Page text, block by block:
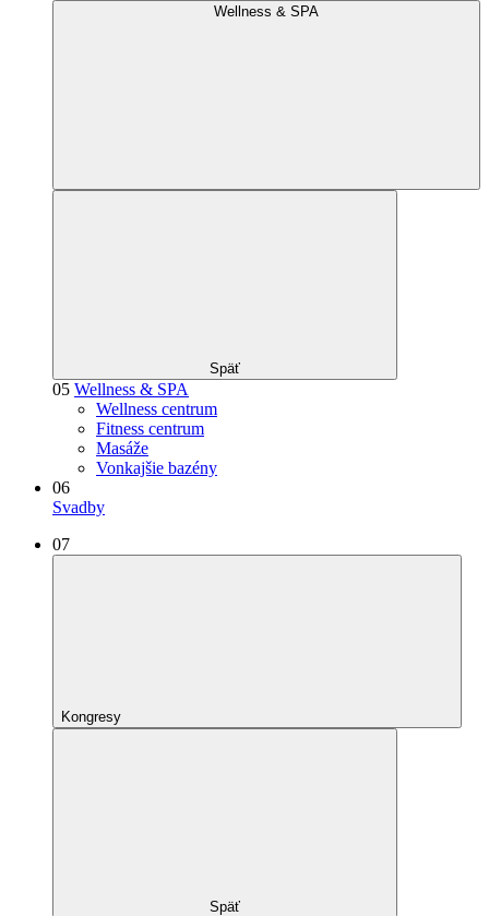
Wellness & SPA
Späť
05 Wellness & SPA
Wellness centrum
Fitness centrum
Masáže
Vonkajšie bazény
06
Svadby
07
Kongresy
Späť